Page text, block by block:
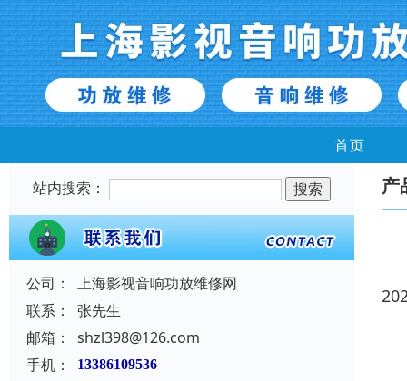
首页
站内搜索：
公司：
上海影视音响功放维修网
联系：
张先生
邮箱：
shzl398@126.com
手机：
13386109536
产